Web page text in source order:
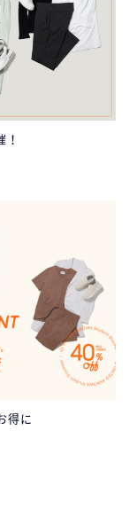
得に